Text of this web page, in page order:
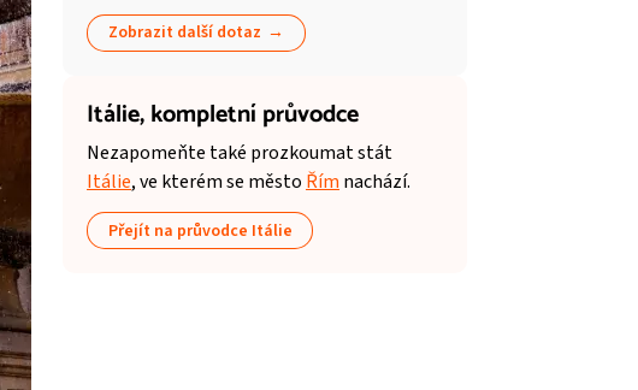
Zobrazit další dotaz
Itálie,kompletní průvodce
Nezapomeňte také prozkoumat stát
Itálie, ve kterém se město Řím nachází.
Přejít na průvodce Itálie